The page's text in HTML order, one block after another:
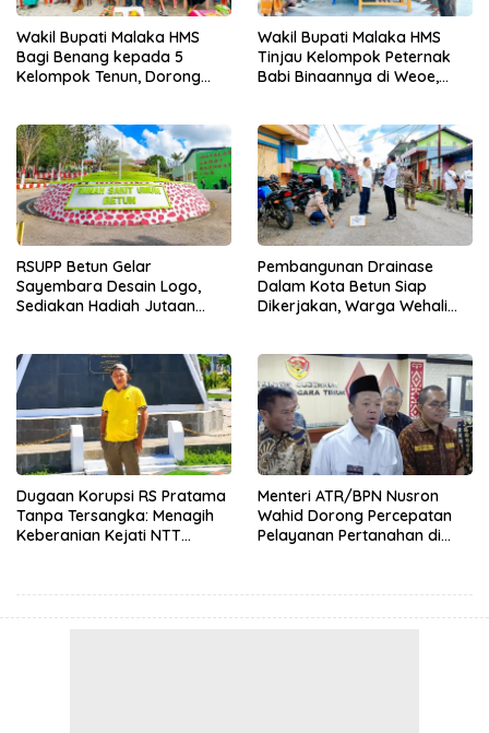
Wakil Bupati Malaka HMS
Bagi Benang kepada 5
Kelompok Tenun, Dorong
Wakil Bupati Malaka HMS
Tinjau Kelompok Peternak
Babi Binaannya di Weoe,
RSUPP Betun Gelar
Sayembara Desain Logo,
Sediakan Hadiah Jutaan
Pembangunan Drainase
Dalam Kota Betun Siap
Dikerjakan, Warga Wehali
Dugaan Korupsi RS Pratama
Tanpa Tersangka: Menagih
Keberanian Kejati NTT
Menteri ATR/BPN Nusron
Wahid Dorong Percepatan
Pelayanan Pertanahan di